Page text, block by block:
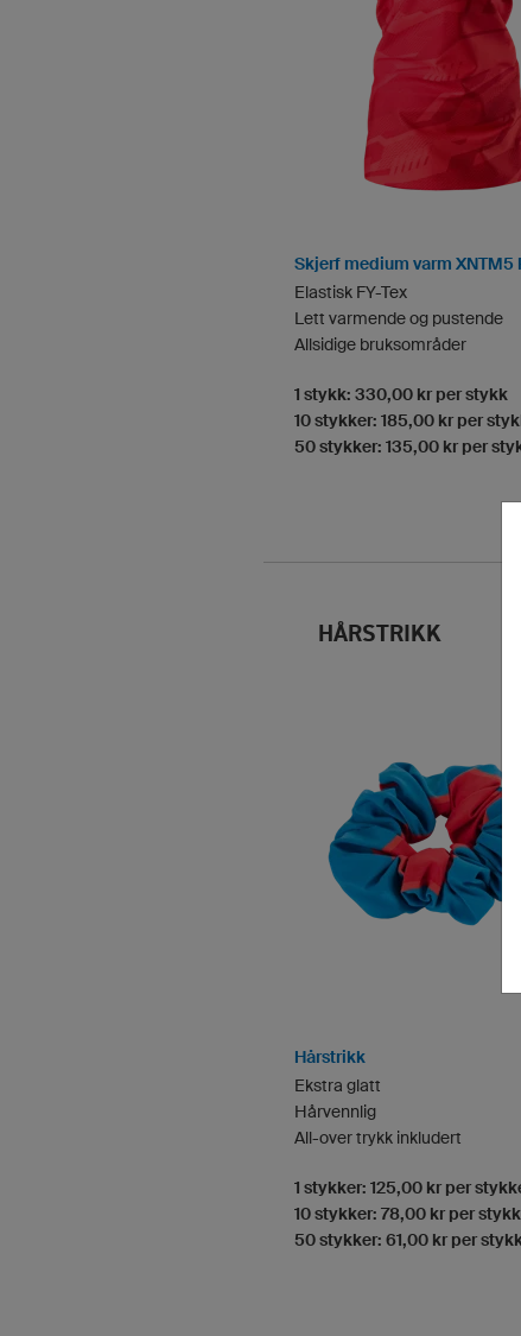
Skjerf medium varm XNTM5
Elastisk FY-Tex
Lett varmende og pustende
Allsidige bruksområder
1 stykk: 330,00 kr per stykk
10 stykker: 185,00 kr per
50 stykker: 135,00 kr per
HÅRSTRIKK
Hårstrikk
Ekstra glatt
Hårvennlig
All-over trykk inkludert
1 stykker: 125,00 kr per
10 stykker: 78,00 kr per
50 stykker: 61,00 kr per